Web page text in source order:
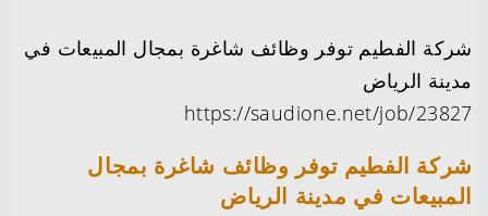
شركة الفطيم توفر وظائف شاغرة بمجال المبيعات في
مدينة الرياض
https://saudione.net/job/23827
شركة الفطيم توفر وظائف شاغرة بمجال
المبيعات في مدينة الرياض